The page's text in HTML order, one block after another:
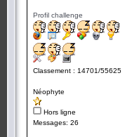
Profil challenge
Classement : 14701/55625
Néophyte
Hors ligne
Messages: 26